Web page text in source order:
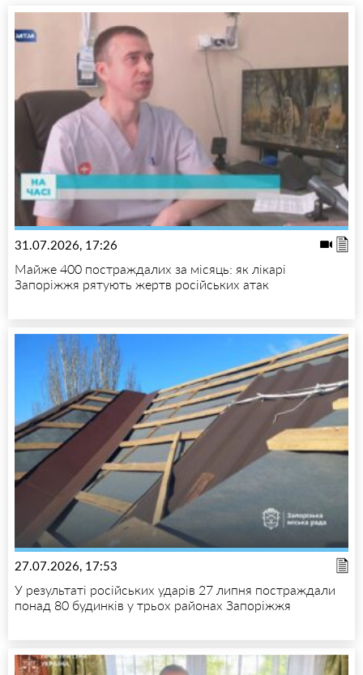
31.07.2026, 17:26
Майже 400 постраждалих за місяць: як лікарі
Запоріжжя рятують жертв російських атак
27.07.2026, 17:53
У результаті російських ударів 27 липня постраждали
понад 80 будинків у трьох районах Запоріжжя